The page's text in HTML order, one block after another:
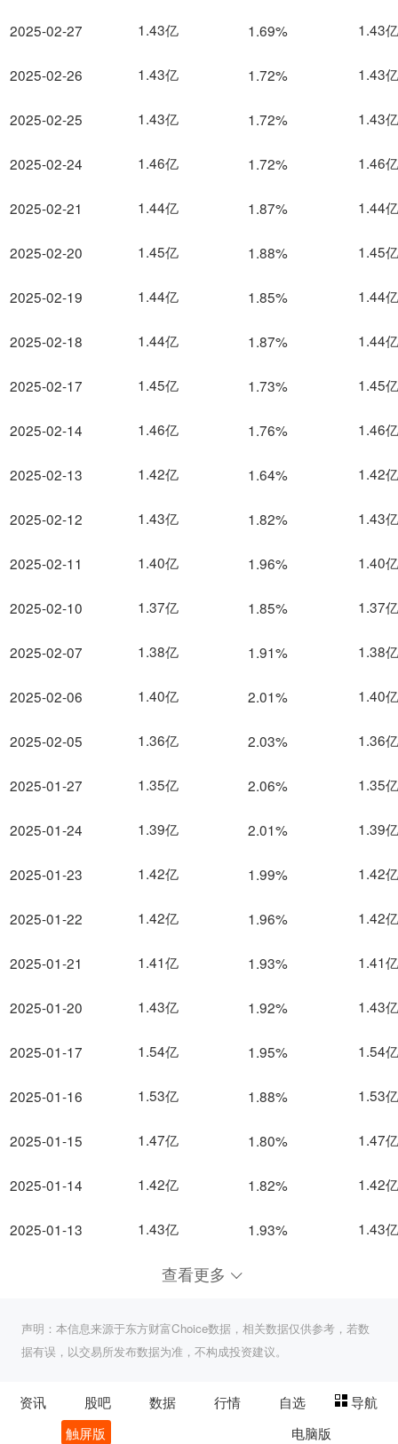
2025-02-27
2025-02-26
2025-02-25
2025-02-24
2025-02-21
2025-02-20
2025-02-19
2025-02-18
2025-02-17
2025-02-14
2025-02-13
2025-02-12
2025-02-11
2025-02-10
2025-02-07
2025-02-06
2025-02-05
2025-01-27
2025-01-24
2025-01-23
2025-01-22
2025-01-21
2025-01-20
2025-01-17
2025-01-16
2025-01-15
2025-01-14
2025-01-13
1.43亿 1.69% 1.43亿
1.43亿 1.72% 1.43亿
1.43亿 1.72% 1.43亿
1.46亿 1.72% 1.46亿
1.44亿 1.87% 1.44亿
1.45亿 1.88% 1.45亿
1.44亿 1.85% 1.44亿
1.44亿 1.87% 1.44亿
1.45亿 1.73% 1.45亿
1.46亿 1.76% 1.46亿
1.42亿 1.64% 1.42亿
1.43亿 1.82% 1.43亿
1.40亿 1.96% 1.40亿
1.37亿 1.85% 1.37亿
1.38亿 1.91% 1.38亿
1.40亿 2.01% 1.40亿
1.36亿 2.03% 1.36亿
1.35亿 2.06% 1.35亿
1.39亿 2.01% 1.39亿
1.42亿 1.99% 1.42亿
1.42亿 1.96% 1.42亿
1.41亿 1.93% 1.41亿
1.43亿 1.92% 1.43亿
1.54亿 1.95% 1.54亿
1.53亿 1.88% 1.53亿
1.47亿 1.80% 1.47亿
1.42亿 1.82% 1.42亿
1.43亿 1.93% 1.43亿
查看更多
声明：本信息来源于东方财富Choice数据，相关数据仅供参考，若数
据有误，以交易所发布数据为准，不构成投资建议。
资讯 股吧 数据 行情 自选
导航
触屏版
电脑版